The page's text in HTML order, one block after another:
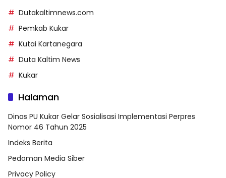
Dutakaltimnews.com
Pemkab Kukar
Kutai Kartanegara
Duta Kaltim News
Kukar
Halaman
Dinas PU Kukar Gelar Sosialisasi Implementasi Perpres
Nomor 46 Tahun 2025
Indeks Berita
Pedoman Media Siber
Privacy Policy